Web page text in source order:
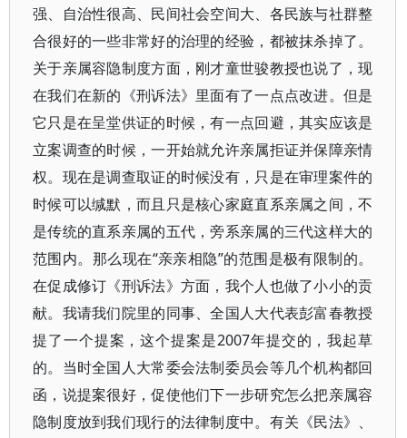
强、自治性很高、民间社会空间大、各民族与社群整
合很好的一些非常好的治理的经验，都被抹杀掉了。
关于亲属容隐制度方面，刚才童世骏教授也说了，现
在我们在新的《刑诉法》里面有了一点点改进。但是
它只是在呈堂供证的时候，有一点回避，其实应该是
立案调查的时候，一开始就允许亲属拒证并保障亲情
权。现在是调查取证的时候没有，只是在审理案件的
时候可以缄默，而且只是核心家庭直系亲属之间，不
是传统的直系亲属的五代，旁系亲属的三代这样大的
范围内。那么现在“亲亲相隐”的范围是极有限制的。
在促成修订《刑诉法》方面，我个人也做了小小的贡
献。我请我们院里的同事、全国人大代表彭富春教授
提了一个提案，这个提案是2007年提交的，我起草
的。当时全国人大常委会法制委员会等几个机构都回
函，说提案很好，促使他们下一步研究怎么把亲属容
隐制度放到我们现行的法律制度中。有关《民法》、